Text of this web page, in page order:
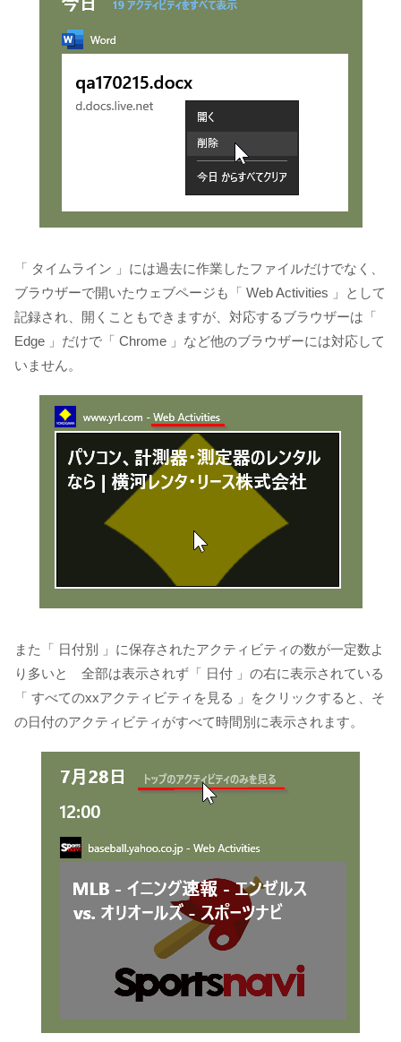
「 タイムライン 」には過去に作業したファイルだけでなく、
ブラウザーで開いたウェブページも「 Web Activities 」として
記録され、開くこともできますが、対応するブラウザーは「
Edge 」だけで「 Chrome 」など他のブラウザーには対応して
いません。
また「 日付別 」に保存されたアクティビティの数が一定数よ
り多いと 全部は表示されず「 日付 」の右に表示されている
「 すべてのxxアクティビティを見る 」をクリックすると、そ
の日付のアクティビティがすべて時間別に表示されます。